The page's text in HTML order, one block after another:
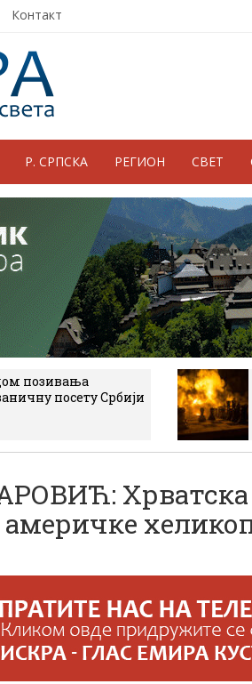
Контакт
Р. СРПСКА РЕГИОН СВЕТ
позивања
посету Србији
Хрватска